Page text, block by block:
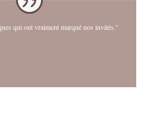
qui ont vraiment marqué nos invités.”